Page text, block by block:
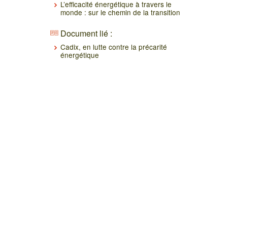
L’efficacité énergétique à travers le
monde : sur le chemin de la transition
Document lié :
Cadix, en lutte contre la précarité
énergétique